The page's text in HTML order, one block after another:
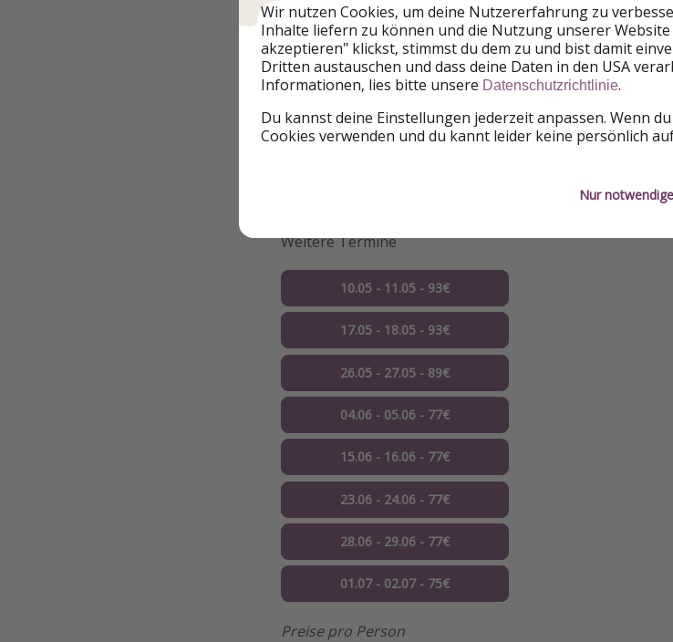
149€ = 74,50€ pro Person & Nacht
ZUM DEAL
Weitere Termine
10.05 - 11.05 - 93€
17.05 - 18.05 - 93€
26.05 - 27.05 - 89€
04.06 - 05.06 - 77€
15.06 - 16.06 - 77€
23.06 - 24.06 - 77€
28.06 - 29.06 - 77€
01.07 - 02.07 - 75€
Preise pro Person
Wir nutzen Cookies, um deine Nutzererfahrung zu
Inhalte liefern zu können und die Nutzung unserer
akzeptieren" klickst, stimmst du dem zu und bist damit
Dritten austauschen und dass deine Daten in den USA
Informationen, lies bitte unsere Datenschutzrichtlinie.
Du kannst deine Einstellungen jederzeit anpassen. Wenn
Cookies verwenden und du kannt leider keine persönlich
Nur notwendige